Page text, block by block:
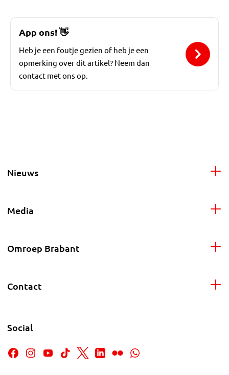
App ons!👋
Heb je een foutje gezien of heb je een
opmerking over dit artikel? Neem dan
contact met ons op.
Nieuws
Media
Omroep Brabant
Contact
Social